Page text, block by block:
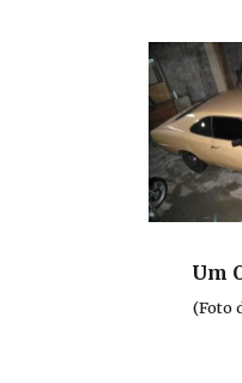
Um
(Foto